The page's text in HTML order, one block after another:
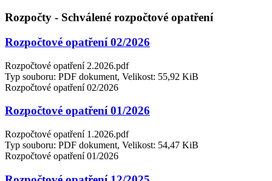
Rozpočty - Schválené rozpočtové opatření
Rozpočtové opatření 02/2026
Rozpočtové opatření 2.2026.pdf
Typ souboru: PDF dokument, Velikost: 55,92 KiB
Rozpočtové opatření 02/2026
Rozpočtové opatření 01/2026
Rozpočtové opatření 1.2026.pdf
Typ souboru: PDF dokument, Velikost: 54,47 KiB
Rozpočtové opatření 01/2026